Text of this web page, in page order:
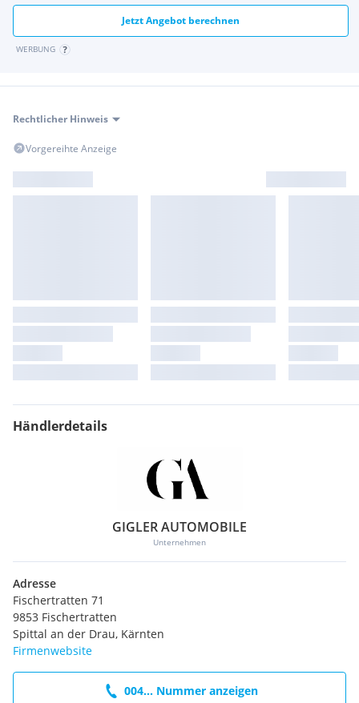
Jetzt Angebot berechnen
WERBUNG
Rechtlicher Hinweis
Vorgereihte Anzeige
Händlerdetails
GIGLER AUTOMOBILE
Unternehmen
Adresse
Fischertratten 71
9853 Fischertratten
Spittal an der Drau, Kärnten
Firmenwebsite
004... Nummer anzeigen